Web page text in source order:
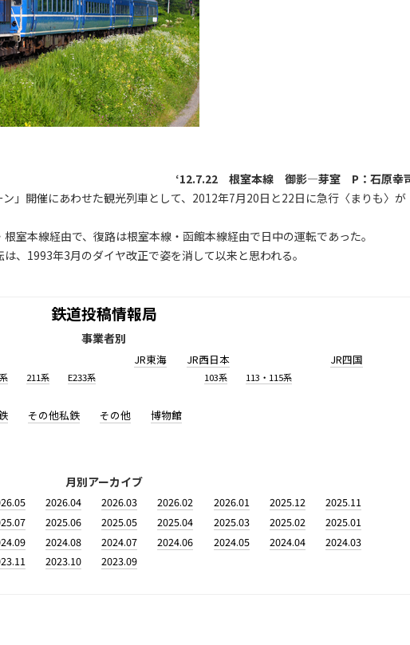
‘12.7.22 根室本線 御影―芽室 P：石原幸
」開催にあわせた観光列車として、2012年7月20日と22日に急行〈まりも〉が
室本線経由で、復路は根室本線・函館本線経由で日中の運転であった。
、1993年3月のダイヤ改正で姿を消して以来と思われる。
鉄道投稿情報局
事業者別
211系 E233系
JR東海 JR西日本
103系 113・115系
JR四国
その他私鉄 その他 博物館
月別アーカイブ
2026.04 2026.03 2026.02 2026.01 2025.12
2025.11
2025.06 2025.05 2025.04 2025.03 2025.02
2025.01
2024.08 2024.07 2024.06 2024.05 2024.04
2024.03
2023.10 2023.09